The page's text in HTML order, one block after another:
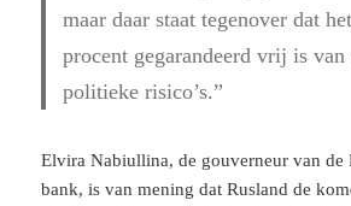
maar daar staat tegenover dat
procent gegarandeerd vrij is
politieke risico’s.”
Elvira Nabiullina, de gouverneur van de
bank, is van mening dat Rusland de